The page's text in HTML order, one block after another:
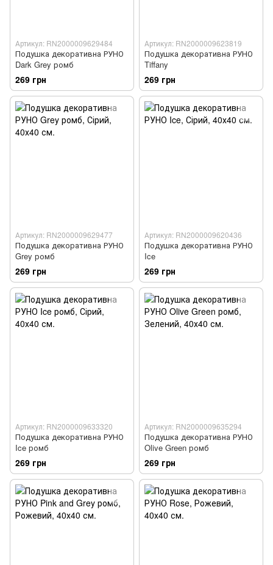
Артикул: RN2000009629484
Подушка декоративна РУНО
Dark Grey ромб
269 грн
Артикул: RN2000009623819
Подушка декоративна РУНО
Tiffany
269 грн
Артикул: RN2000009629477
Подушка декоративна РУНО
Grey ромб
269 грн
Артикул: RN2000009620436
Подушка декоративна РУНО
Ice
269 грн
Артикул: RN2000009633320
Подушка декоративна РУНО
Ice ромб
269 грн
Артикул: RN2000009635294
Подушка декоративна РУНО
Olive Green ромб
269 грн